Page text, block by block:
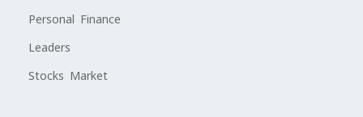
Personal Finance
Leaders
Stocks Market